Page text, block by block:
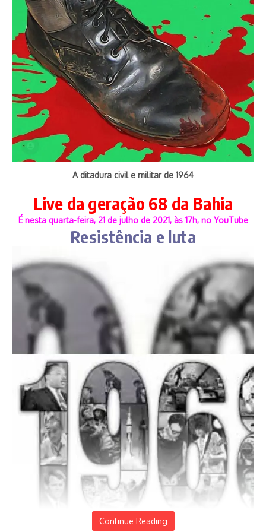
A ditadura civil e militar de 1964
Live da geração 68 da Bahia
É nesta quarta-feira, 21 de julho de 2021, às 17h, no YouTube
Resistência e luta
Continue Reading